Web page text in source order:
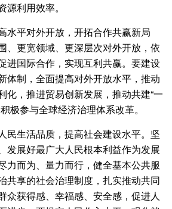
利用效率。
平对外开放，开拓合作共赢新局
、更宽领域、更深层次对外开放，依
进国际合作，实现互利共赢。要建设
体制，全面提高对外开放水平，推动
化，推进贸易创新发展，推动共建“一
极参与全球经济治理体系改革。
生活品质，提高社会建设水平。坚
发展好最广大人民根本利益作为发展
力而为、量力而行，健全基本公共服
共享的社会治理制度，扎实推动共同
众获得感、幸福感、安全感，促进人